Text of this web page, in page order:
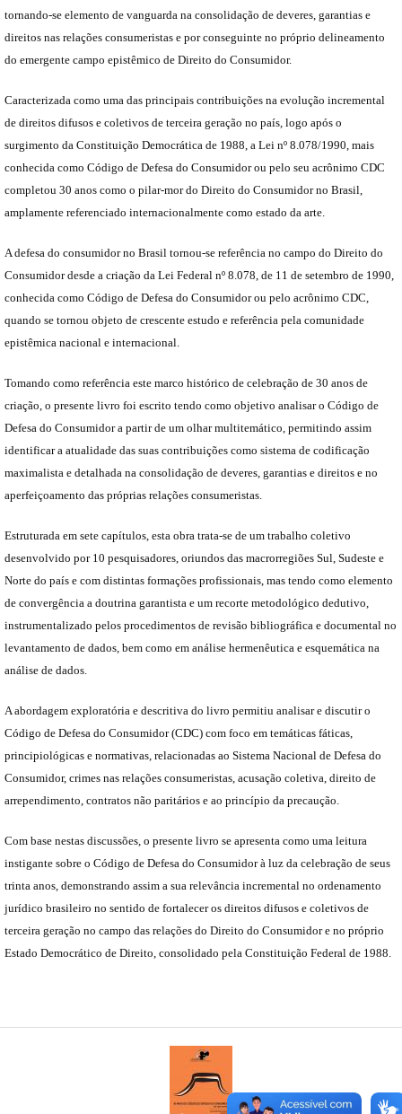
tornando-se elemento de vanguarda na consolidação de deveres, garantias e
direitos nas relações consumeristas e por conseguinte no próprio delineamento
do emergente campo epistêmico de Direito do Consumidor.
Caracterizada como uma das principais contribuições na evolução incremental
de direitos difusos e coletivos de terceira geração no país, logo após o
surgimento da Constituição Democrática de 1988, a Lei nº 8.078/1990, mais
conhecida como Código de Defesa do Consumidor ou pelo seu acrônimo CDC
completou 30 anos como o pilar-mor do Direito do Consumidor no Brasil,
amplamente referenciado internacionalmente como estado da arte.
A defesa do consumidor no Brasil tornou-se referência no campo do Direito do
Consumidor desde a criação da Lei Federal nº 8.078, de 11 de setembro de 1990,
conhecida como Código de Defesa do Consumidor ou pelo acrônimo CDC,
quando se tornou objeto de crescente estudo e referência pela comunidade
epistêmica nacional e internacional.
Tomando como referência este marco histórico de celebração de 30 anos de
criação, o presente livro foi escrito tendo como objetivo analisar o Código de
Defesa do Consumidor a partir de um olhar multitemático, permitindo assim
identificar a atualidade das suas contribuições como sistema de codificação
maximalista e detalhada na consolidação de deveres, garantias e direitos e no
aperfeiçoamento das próprias relações consumeristas.
Estruturada em sete capítulos, esta obra trata-se de um trabalho coletivo
desenvolvido por 10 pesquisadores, oriundos das macrorregiões Sul, Sudeste e
Norte do país e com distintas formações profissionais, mas tendo como elemento
de convergência a doutrina garantista e um recorte metodológico dedutivo,
instrumentalizado pelos procedimentos de revisão bibliográfica e documental no
levantamento de dados, bem como em análise hermenêutica e esquemática na
análise de dados.
A abordagem exploratória e descritiva do livro permitiu analisar e discutir o
Código de Defesa do Consumidor (CDC) com foco em temáticas fáticas,
principiológicas e normativas, relacionadas ao Sistema Nacional de Defesa do
Consumidor, crimes nas relações consumeristas, acusação coletiva, direito de
arrependimento, contratos não paritários e ao princípio da precaução.
Com base nestas discussões, o presente livro se apresenta como uma leitura
instigante sobre o Código de Defesa do Consumidor à luz da celebração de seus
trinta anos, demonstrando assim a sua relevância incremental no ordenamento
jurídico brasileiro no sentido de fortalecer os direitos difusos e coletivos de
terceira geração no campo das relações do Direito do Consumidor e no próprio
Estado Democrático de Direito, consolidado pela Constituição Federal de 1988.